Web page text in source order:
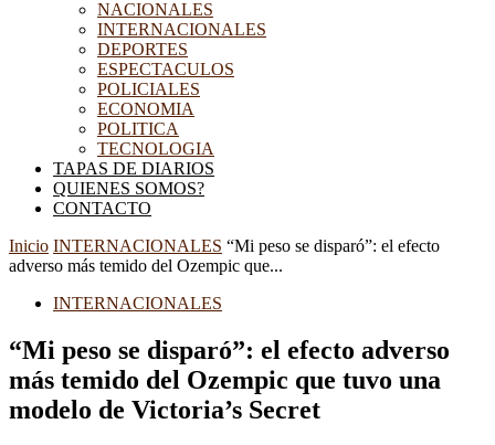
NACIONALES
INTERNACIONALES
DEPORTES
ESPECTACULOS
POLICIALES
ECONOMIA
POLITICA
TECNOLOGIA
TAPAS DE DIARIOS
QUIENES SOMOS?
CONTACTO
Inicio INTERNACIONALES “Mi peso se disparó”: el efecto
adverso más temido del Ozempic que...
INTERNACIONALES
“Mi peso se disparó”: el efecto adverso
más temido del Ozempic que tuvo una
modelo de Victoria’s Secret